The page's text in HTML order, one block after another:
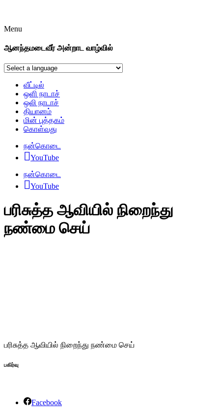
Menu
ஆனந்தமடைவீர் அன்றாட வாழ்வில்
வீட்டில்
ஒளி நாடாச்
ஒலி நாடாச்
தியானம்
மின் புத்தகம்
கொள்வது
நன்கொடை
YouTube
நன்கொடை
YouTube
பரிசுத்த ஆவியில் நிறைந்து
நண்மை செய்
பரிசுத்த ஆவியில் நிறைந்து நண்மை செய்
பகிர்வு
Facebook